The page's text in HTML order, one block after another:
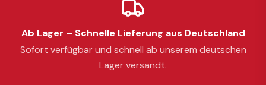
Ab Lager – Schnelle Lieferung aus Deutschland
Sofort verfügbar und schnell ab unserem deutschen
Lager versandt.